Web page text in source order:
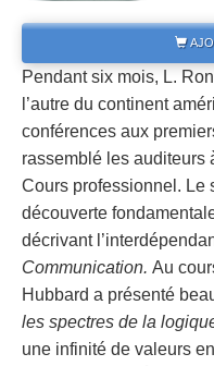
Pendant six mois, L.
l’autre du continent
conférences aux
rassemblé les auditeurs
Cours professionnel. Le
découverte
décrivant
Communication. Au
Hubbard a présenté
les spectres de la
une infinité de valeurs